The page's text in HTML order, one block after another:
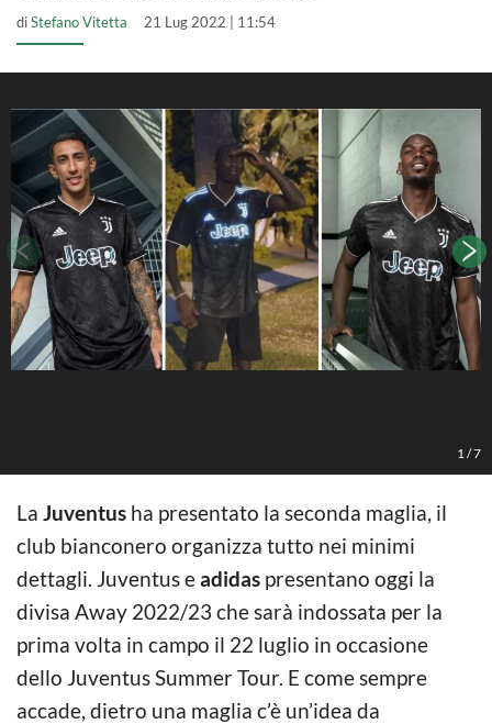
diStefano Vitetta 21 Lug 2022 | 11:54
1 /7
La Juventus ha presentato la seconda maglia, il
club bianconero organizza tutto nei minimi
dettagli. Juventus eadidas presentano oggi la
divisa Away 2022/23 che sarà indossata per la
prima volta in campo il 22 luglio in occasione
dello Juventus Summer Tour. E come sempre
accade, dietro una maglia c’è un’idea da